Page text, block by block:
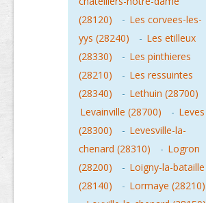
(28120)
- Les corvees-les-
yys (28240)
- Les etilleux
(28330)
- Les pinthieres
(28210)
- Les ressuintes
(28340)
- Lethuin (28700)
Levainville (28700)
- Leves
(28300)
- Levesville-la-
chenard (28310)
- Logron
(28200)
- Loigny-la-bataille
(28140)
- Lormaye (28210)